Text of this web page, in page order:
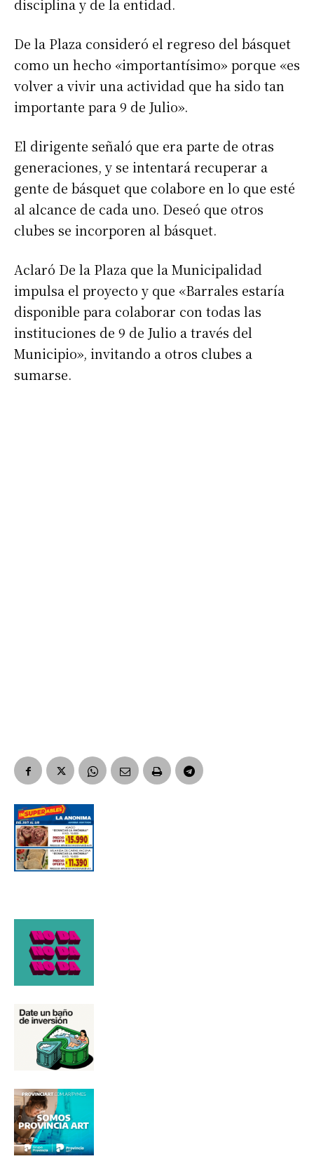
Apellidos
Número de teléfono
disciplina y de la entidad.
De la Plaza consideró el regreso del básquet
como un hecho «importantísimo» porque «es
volver a vivir una actividad que ha sido tan
importante para 9 de Julio».
El dirigente señaló que era parte de otras
generaciones, y se intentará recuperar a
gente de básquet que colabore en lo que esté
al alcance de cada uno. Deseó que otros
clubes se incorporen al básquet.
Aclaró De la Plaza que la Municipalidad
impulsa el proyecto y que «Barrales estaría
disponible para colaborar con todas las
instituciones de 9 de Julio a través del
Municipio», invitando a otros clubes a
sumarse.